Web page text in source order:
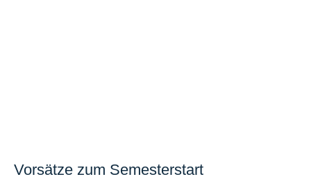
Vorsätze zum Semesterstart